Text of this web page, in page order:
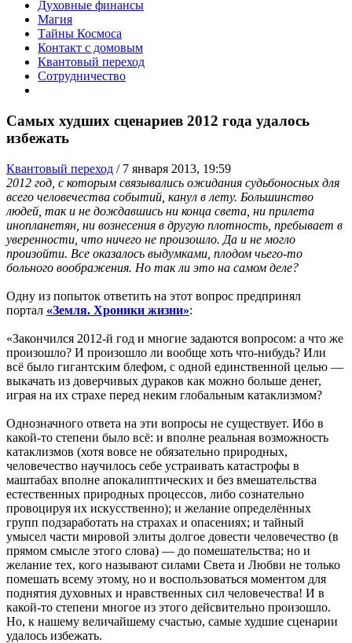
Духовные финансы
Магия
Тайны Космоса
Контакт с домовым
Квантовый переход
Сотрудничество
Самых худших сценариев 2012 года удалось
избежать
Квантовый переход / 7 января 2013, 19:59
2012 год, с которым связывались ожидания судьбоносных для
всего человечества событий, канул в лету. Большинство
людей, так и не дождавшись ни конца света, ни прилета
инопланетян, ни вознесения в другую плотность, пребывает в
уверенности, что ничего не произошло. Да и не могло
произойти. Все оказалось выдумками, плодом чьего-то
больного воображения. Но так ли это на самом деле?
Одну из попыток ответить на этот вопрос предпринял
портал «Земля. Хроники жизни»:
«Закончился 2012-й год и многие задаются вопросом: а что же
произошло? И произошло ли вообще хоть что-нибудь? Или
всё было гигантским блефом, с одной единственной целью —
выкачать из доверчивых дураков как можно больше денег,
играя на их страхе перед неким глобальным катаклизмом?
Однозначного ответа на эти вопросы не существует. Ибо в
какой-то степени было всё: и вполне реальная возможность
катаклизмов (хотя вовсе не обязательно природных,
человечество научилось себе устраивать катастрофы в
маштабах вполне апокалиптических и без вмешательства
естественных природных процессов, либо сознательно
провоцируя их искусственно); и желание определённых
групп подзаработать на страхах и опасениях; и тайный
умысел части мировой элиты долгое довести человечество (в
прямом смысле этого слова) — до помешательства; но и
желание тех, кого называют силами Света и Любви не только
помешать всему этому, но и воспользоваться моментом для
поднятия духовных и нравственных сил человечества! И в
какой-то степени многое из этого дейсвительно произошло.
Но, к нашему величайшему счастью, самые худшие сценарии
удалось избежать.